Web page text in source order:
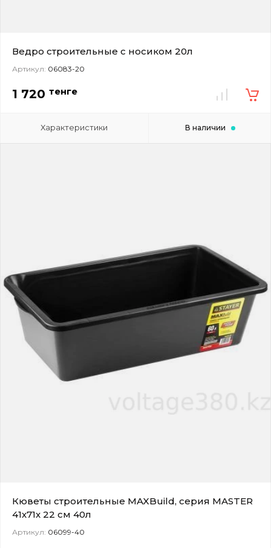
Ведро строительные с носиком 20л
Артикул: 06083-20
1 720 тенге
Характеристики В наличии
Кюветы строительные MAXBuild, серия MASTER
41х71х 22 см 40л
Артикул: 06099-40